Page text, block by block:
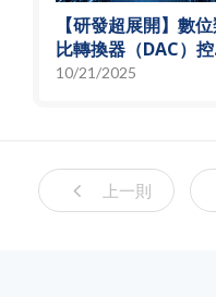
【研發超展開】數
比轉換器（DAC）控
偏壓電流創新解決方
10/21/2025
上一則